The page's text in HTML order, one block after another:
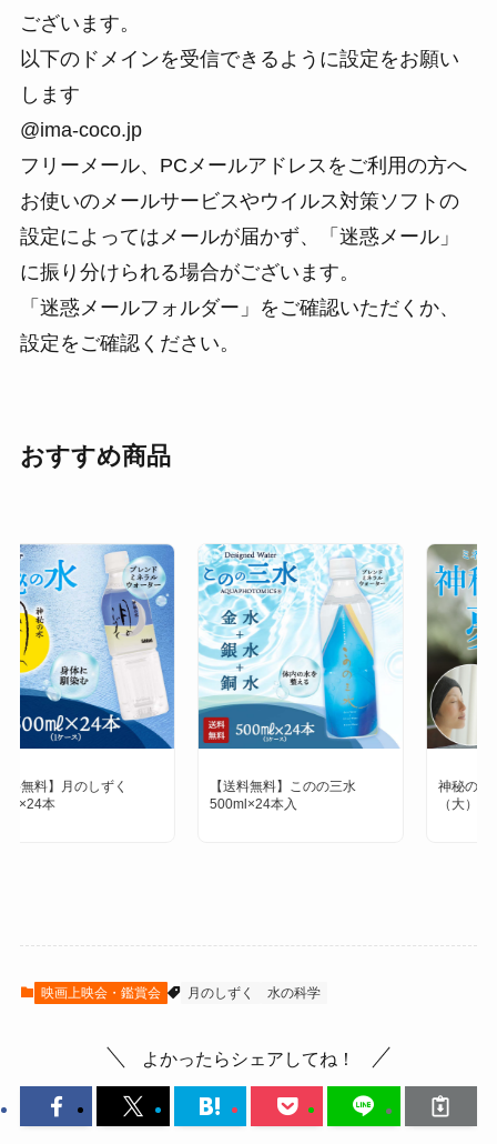
ございます。
以下のドメインを受信できるように設定をお願い
します
@ima-coco.jp
フリーメール、PCメールアドレスをご利用の方へ
お使いのメールサービスやウイルス対策ソフトの
設定によってはメールが届かず、「迷惑メール」
に振り分けられる場合がございます。
「迷惑メールフォルダー」をご確認いただくか、
設定をご確認ください。
おすすめ商品
【送料無料】このの三水
500ml×24本入
神秘の水 夢 ゆの里温泉水
（大）280ml
映画上映会・鑑賞会 月のしずく 水の科学
よかったらシェアしてね！